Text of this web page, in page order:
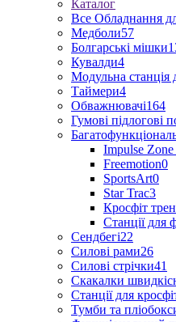
Каталог
Все Обладнання
Медболи57
Болгарські мішки
Кувалди4
Модульна станція
Таймери4
Обважнювачі164
Гумові підлогові
Impulse
Freemotion0
SportsArt0
Star Trac3
Кросфіт
Станції для
Сендбегі22
Силові рами26
Силові стрічки41
Скакалки
Станції для
Тумби та